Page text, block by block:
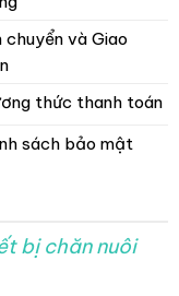
chuyển và Giao
thức thanh toán
sách bảo mật
bị chăn nuôi